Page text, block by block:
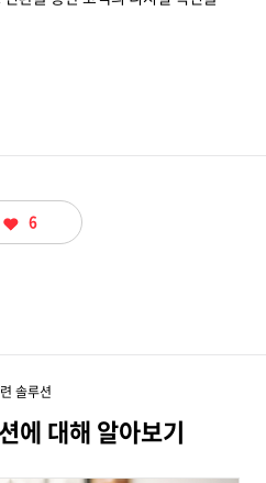
6
솔루션
에 대해 알아보기